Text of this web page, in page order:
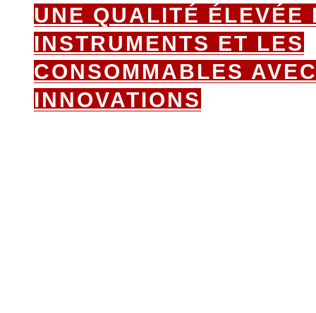
UNE QUALITÉ ÉLEVÉE
INSTRUMENTS ET LES
CONSOMMABLES
INNOVATIONS